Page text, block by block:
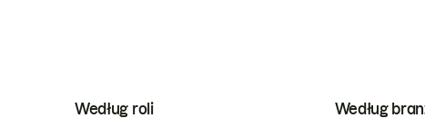
Według roli Według